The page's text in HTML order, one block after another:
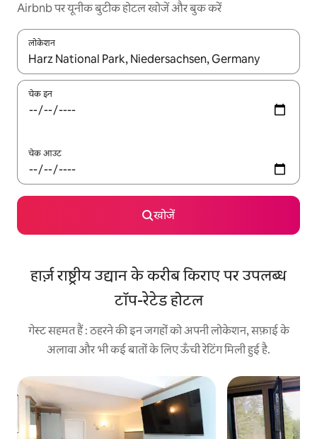
Airbnb पर यूनीक बुटीक होटल खोजें और बुक करें
लोकेशन
नतीजों के उपलब्ध होने पर, अप और डाउन 'ऐरो की' का इस्तेमाल करके नेविगेट
चेक इन
चेक आउट
खोजें
हार्ज़ राष्ट्रीय उद्यान के करीब किराए पर उपलब्ध
टॉप-रेटेड होटल
गेस्ट सहमत हैं : ठहरने की इन जगहों को अपनी लोकेशन, सफ़ाई के
अलावा और भी कई बातों के लिए ऊँची रेटिंग मिली हुई है.